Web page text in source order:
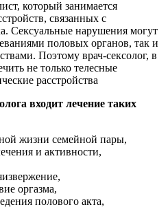
который занимается
связанных с
Сексуальные нарушения могут
половых органов, так и
Поэтому врач-сексолог, в
не только телесные
расстройства
входит лечение таких
жизни семейной пары,
и активности,
оргазма,
полового акта,